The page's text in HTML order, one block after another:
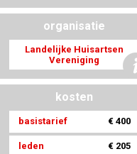
Nascholingen op
Nascholing aanmelden
organisatie
Landelijke Huisartsen
Vereniging
kosten
basistarief € 400
leden € 205